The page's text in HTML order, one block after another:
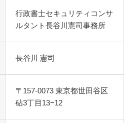
行政書士セキュリティコンサ
ルタント長谷川憲司事務所
長谷川 憲司
〒157-0073 東京都世田谷区
砧3丁目13−12